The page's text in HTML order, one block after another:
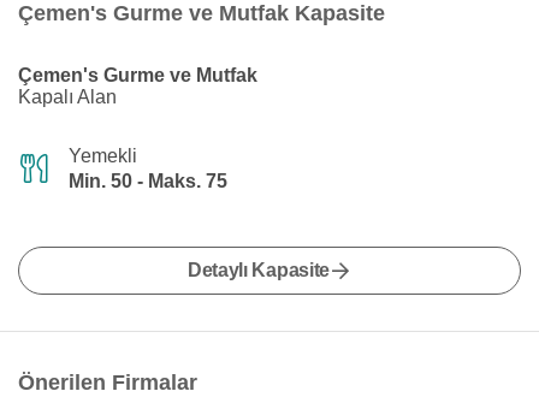
Çemen's Gurme ve Mutfak Kapasite
Çemen's Gurme ve Mutfak
Kapalı Alan
Yemekli
Min. 50 - Maks. 75
Detaylı Kapasite
Önerilen Firmalar